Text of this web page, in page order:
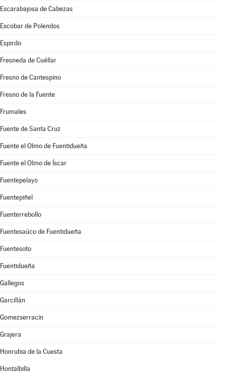
Escarabajosa de Cabezas
Escobar de Polendos
Espirdo
Fresneda de Cuéllar
Fresno de Cantespino
Fresno de la Fuente
Frumales
Fuente de Santa Cruz
Fuente el Olmo de Fuentidueña
Fuente el Olmo de Íscar
Fuentepelayo
Fuentepiñel
Fuenterrebollo
Fuentesaúco de Fuentidueña
Fuentesoto
Fuentidueña
Gallegos
Garcillán
Gomezserracín
Grajera
Honrubia de la Cuesta
Hontalbilla